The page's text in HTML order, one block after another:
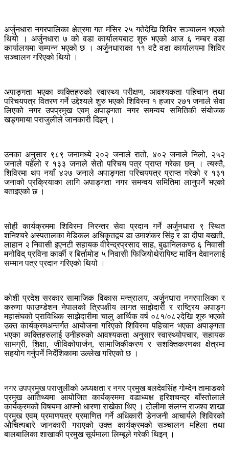
अर्जुनधारा नगरपालिका क्षेत्रमा गत मंसिर २५ गतेदेखि शिविर सञ्चालन भएको
थियो । अर्जुनधारा ७ को वडा कार्यालयबाट शुरु भएको आज ६ नम्बर वडा
कार्यालयमा सम्पन्न भएको छ । अर्जुनधाराका ११ वटै वडा कार्यालयमा शिविर
सञ्चालन गरिएको थियो ।
अपाङ्गता भएका व्यक्तिहरुको स्वास्थ्य परीक्षण, आवश्यकता पहिचान तथा
परिचयपत्र वितरण गर्ने उद्देश्यले शुरु भएको शिविरमा १ हजार २७१ जनाले सेवा
लिएको नगर उपप्रमुख एवम् अपाङ्गता नगर समन्वय समितिकी संयोजक
खड्गमाया पराजुलीले जानकारी दिइन् ।
उनका अनुसार ९८९ जनामध्ये २०२ जनाले रातो, ४०२ जनाले निलो, २५२
जनाले पहेंलो र १३३ जनाले सेतो परिचय पत्र प्राप्त गरेका छन् । त्यस्तै,
शिविरमा थप नयाँ ४२७ जनाले अपाङ्गता परिचयपत्र प्राप्त गरेको र १३१
जनाको प्रक्रियाका लागि अपाङ्गता नगर समन्वय समितिमा लानुपर्ने भएको
बताइएको छ ।
सोही कार्यक्रममा शिविरमा निरन्तर सेवा प्रदान गर्ने अर्जुनधारा ९ स्थित
शनिश्चरे अस्पतालका मेडिकल अधिकृतद्वय डा उमाशंकर सिंह र डा दीपा बखती,
लाहान २ निवासी इएनटी सहायक वीरेन्द्रप्रसाद साह, बुढानिलकण्ठ ६ निवासी
मनोविद् प्रविना कार्की र बिर्तामोड ५ निवासी फिजियोथेरापिष्ट मार्विन देवानलाई
सम्मान पत्र प्रदान गरिएको थियो ।
कोशी प्रदेश सरकार सामाजिक विकास मन्त्रालय, अर्जुनधारा नगरपालिका र
करुणा फाउण्डेशन नेपालको त्रिपक्षीय लागत साझेदारी र राष्ट्रिय अपाङ्ग
महासंघको प्राविधिक साझेदारीमा चालु आर्थिक वर्ष ०८१/०८२देखि शुरु भएको
उक्त कार्यक्रमअन्तर्गत आयोजना गरिएको शिविरमा पहिचान भएका अपाङ्गता
भएका व्यक्तिहरुलाई उनीहरुको आवश्यकता अनुसार स्वास्थ्योपचार, सहायक
सामग्री, शिक्षा, जीविकोपार्जन, सामाजिकीकरण र सशक्तिकरणका क्षेत्रमा
सहयोग गर्नुपर्ने निर्देशिकामा उल्लेख गरिएको छ ।
नगर उपप्रमुख पराजुलीको अध्यक्षता र नगर प्रमुख बलदेवसिंह गोम्देन तामाङको
प्रमुख आतिथ्यमा आयोजित कार्यक्रममा वडाध्यक्ष हरिशचन्द्र बाँस्तोलाले
कार्यक्रमको विषयमा आफ्नो धारणा राखेका थिए । टोलीमा संलग्न राजश्व शाखा
प्रमुख एवम् प्रमाणपत्र प्रमाणित गर्ने अधिकारी डेनजनी आचार्यले शिविरको
औचित्यबारे जानकारी गराएको उक्त कार्यक्रमको सञ्चालन महिला तथा
बालबालिका शाखाकी प्रमुख सूर्यमाला लिम्बूले गरेकी थिइन् ।